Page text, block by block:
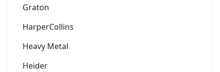
Graton
HarperCollins
Heavy Metal
Heider